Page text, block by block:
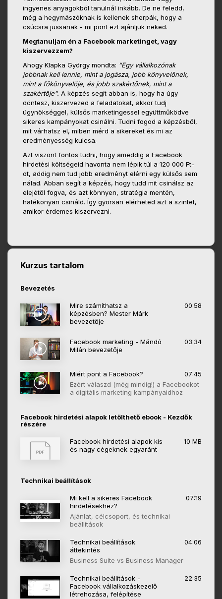
ingyenes anyagokból tanulnál inkább. De ne feledd,
még a hegymászóknak is kellenek sherpák, hogy a
csúcsra jussanak - mi pont ezt ajánljuk neked.
Megtanuljam én a Facebook marketinget, vagy
kiszervezzem?
Ahogy Klapka György mondta: “Egy vállalkozónak
jobbnak kell lennie, mint a jogásza, jobb könyvelőnek,
mint a főkönyvelője, és jobb szakértőnek, mint a
szakértője”. A képzés segít abban is, hogy ha úgy
döntesz, kiszervezed a feladatokat, akkor tudj
ügynökséggel, külsős marketingessel együttműködve
sikeres kampányokat csinálni. Tudni fogod a képzésből,
mit várhatsz el, miben mérd a sikereket és mi az
eredményesség kulcsa.
Azt viszont fontos tudni, hogy ameddig a Facebook
hirdetési költségeid havonta nem lépik túl a 120 000 Ft-
ot, addig nem tud jobb eredményt elérni egy külsős sem
nálad. Abban segít a képzés, hogy tudd mit csinálsz az
elejétől fogva, és azt könnyen, stratégia mentén,
hatékonyan csináld. Így gyorsan elérheted azt a szintet,
amikor érdemes kiszervezni.
Kurzus tartalom
Bevezetés
Mire számíthatsz a
képzésben? Mester Márk
bevezetője
00:58
Facebook marketing - Mándó
Milán bevezetője
03:34
Miért pont a Facebook?
07:45
Ezért válaszd (még mindig!) a Facebookot
a digitális marketing kampányaidhoz
Facebook hirdetési alapok letölthető ebook - Kezdők
részére
Facebook hirdetési alapok kis
és nagy cégeknek egyaránt
10 MB
Technikai beállítások
Mi kell a sikeres Facebook
hirdetésekhez?
07:19
Ajánlat, célcsoport, és technikai
beállítások
Technikai beállítások
áttekintés
04:06
Business Suite vs Business Manager
Technikai beállítások -
Facebook vállalkozáskezelő
létrehozása, felépítése
22:35